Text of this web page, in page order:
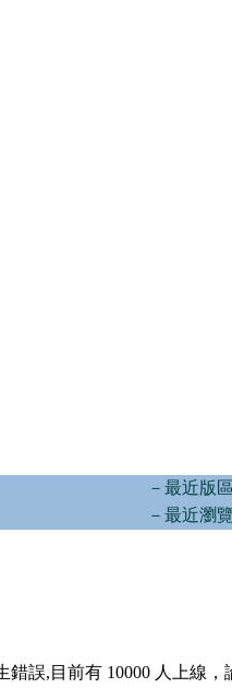
－最近版
－最近瀏
錯誤,目前有 10000 人上線